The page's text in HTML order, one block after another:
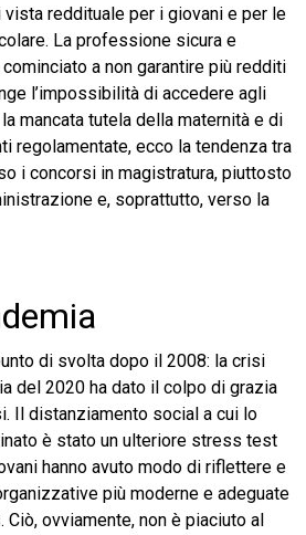
reddituale per i giovani e per le
La professione sicura e
a non garantire più redditi
l’impossibilità di accedere agli
mancata tutela della maternità e di
regolamentate, ecco la tendenza tra
i concorsi in magistratura, piuttosto
e, soprattutto, verso la
di svolta dopo il 2008: la crisi
del 2020 ha dato il colpo di grazia
Il distanziamento social a cui lo
è stato un ulteriore stress test
hanno avuto modo di riflettere e
più moderne e adeguate
ovviamente, non è piaciuto al